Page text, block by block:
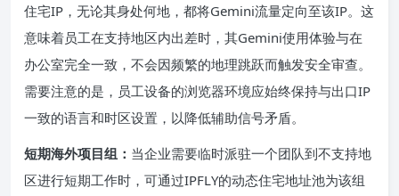
住宅IP，无论其身处何地，都将Gemini流量定向至该IP。这
意味着员工在支持地区内出差时，其Gemini使用体验与在
办公室完全一致，不会因频繁的地理跳跃而触发安全审查。
需要注意的是，员工设备的浏览器环境应始终保持与出口IP
一致的语言和时区设置，以降低辅助信号矛盾。
短期海外项目组： 当企业需要临时派驻一个团队到不支持地
区进行短期工作时，可通过IPFLY的动态住宅地址池为该组